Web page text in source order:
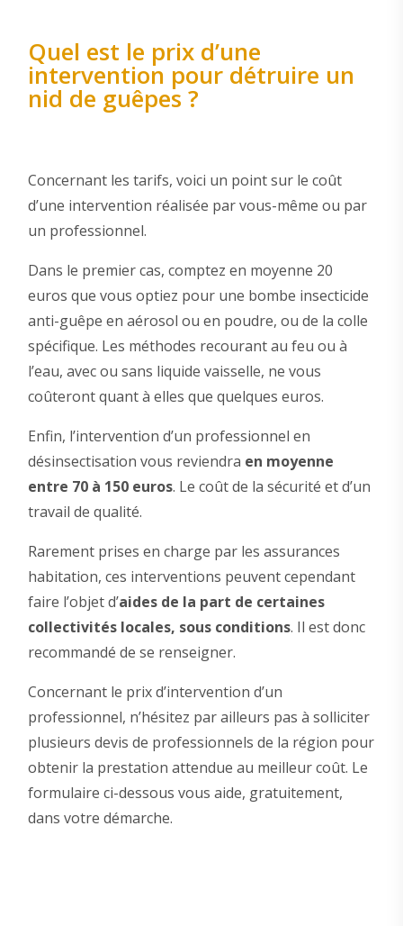
Quel est le prix d’une
intervention pour détruire un
nid de guêpes ?
Concernant les tarifs, voici un point sur le coût
d’une intervention réalisée par vous-même ou par
un professionnel.
Dans le premier cas, comptez en moyenne 20
euros que vous optiez pour une bombe insecticide
anti-guêpe en aérosol ou en poudre, ou de la colle
spécifique. Les méthodes recourant au feu ou à
l’eau, avec ou sans liquide vaisselle, ne vous
coûteront quant à elles que quelques euros.
Enfin, l’intervention d’un professionnel en
désinsectisation vous reviendra en moyenne
entre 70 à 150 euros. Le coût de la sécurité et d’un
travail de qualité.
Rarement prises en charge par les assurances
habitation, ces interventions peuvent cependant
faire l’objet d’aides de la part de certaines
collectivités locales, sous conditions. Il est donc
recommandé de se renseigner.
Concernant le prix d’intervention d’un
professionnel, n’hésitez par ailleurs pas à solliciter
plusieurs devis de professionnels de la région pour
obtenir la prestation attendue au meilleur coût. Le
formulaire ci-dessous vous aide, gratuitement,
dans votre démarche.